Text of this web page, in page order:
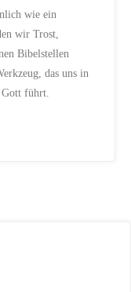
wie ein
wir Trost,
Bibelstellen
das uns in
führt.